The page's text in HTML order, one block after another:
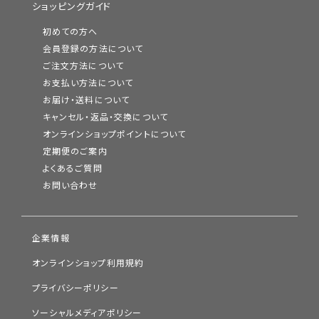
ショッピングガイド
初めての方へ
会員登録の方法について
ご注文方法について
お支払い方法について
お届け・送料について
キャンセル・返品・交換について
オンラインショップポイントについて
定期便のご案内
よくあるご質問
お問い合わせ
企業情報
オンラインショップ利用規約
プライバシーポリシー
ソーシャルメディアポリシー